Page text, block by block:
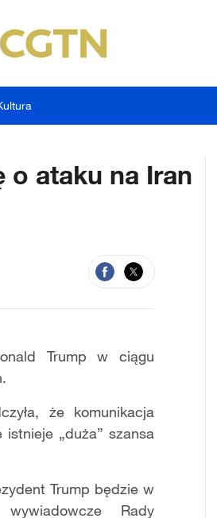
o ataku na Iran
Trump w ciągu
że komunikacja
„duża” szansa
Trump będzie w
Rady